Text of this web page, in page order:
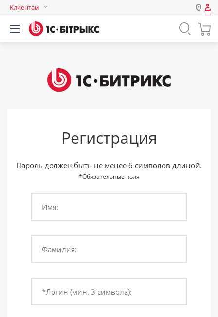
Клиентам
Авторизация
Логин
Запомнить меня на этом
компьютере
Забыли свой пароль?
Регистрация
Пароль должен быть не менее 6 символов длиной.
*Обязательные поля
Имя:
Фамилия:
*Логин (мин. 3 символа):